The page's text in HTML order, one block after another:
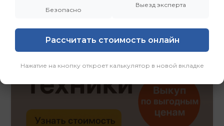
Безопасно
Выезд эксперта
Рассчитать стоимость онлайн
Нажатие на кнопку откроет калькулятор в новой вкладке